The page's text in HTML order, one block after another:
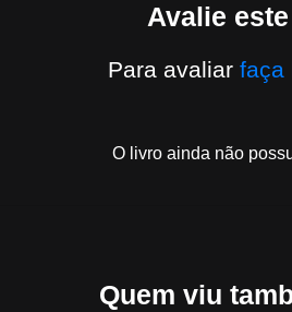
Avalie
Para avaliarfaça
O livro ainda não
Quem viu